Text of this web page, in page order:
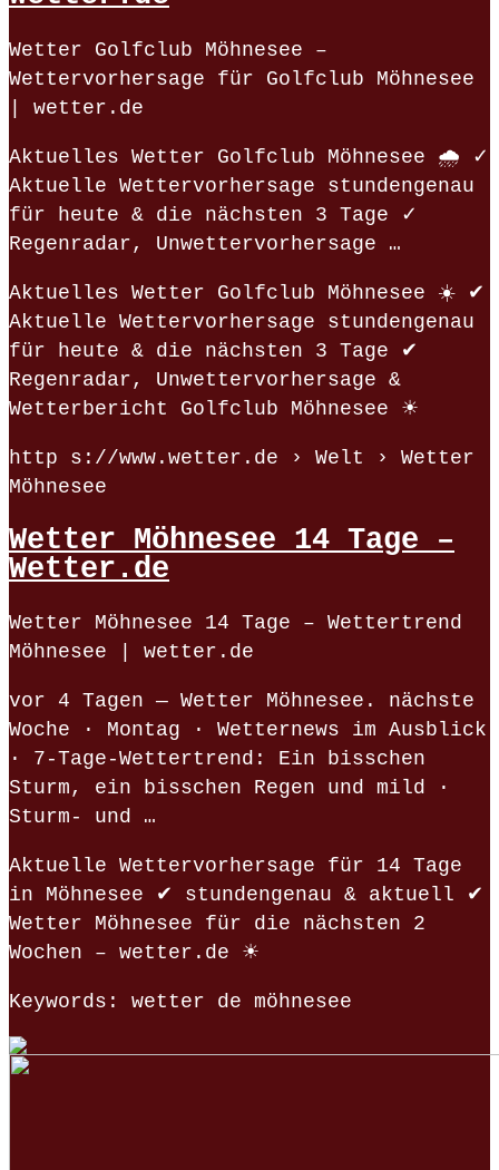
Wetter Golfclub Möhnesee –
Wettervorhersage für Golfclub Möhnesee
| wetter.de
Aktuelles Wetter Golfclub Möhnesee 🌧️ ✓
Aktuelle Wettervorhersage stundengenau
für heute & die nächsten 3 Tage ✓
Regenradar, Unwettervorhersage …
Aktuelles Wetter Golfclub Möhnesee ☀️ ✔
Aktuelle Wettervorhersage stundengenau
für heute & die nächsten 3 Tage ✔
Regenradar, Unwettervorhersage &
Wetterbericht Golfclub Möhnesee ☀
http s://www.wetter.de › Welt › Wetter
Möhnesee
Wetter Möhnesee 14 Tage –
Wetter.de
Wetter Möhnesee 14 Tage – Wettertrend
Möhnesee | wetter.de
vor 4 Tagen — Wetter Möhnesee. nächste
Woche · Montag · Wetternews im Ausblick
· 7-Tage-Wettertrend: Ein bisschen
Sturm, ein bisschen Regen und mild ·
Sturm- und …
Aktuelle Wettervorhersage für 14 Tage
in Möhnesee ✔ stundengenau & aktuell ✔
Wetter Möhnesee für die nächsten 2
Wochen – wetter.de ☀
Keywords: wetter de möhnesee